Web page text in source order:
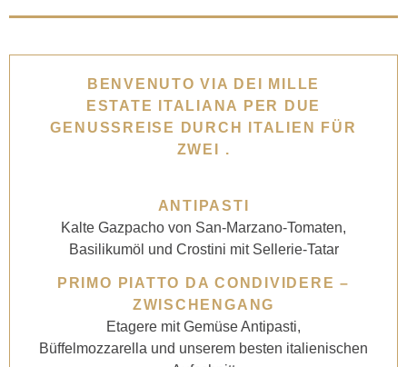
BENVENUTO VIA DEI MILLE
ESTATE ITALIANA PER DUE
GENUSSREISE DURCH ITALIEN FÜR
ZWEI .
ANTIPASTI
Kalte Gazpacho von San-Marzano-Tomaten,
Basilikumöl und Crostini mit Sellerie-Tatar
PRIMO PIATTO DA CONDIVIDERE –
ZWISCHENGANG
Etagere mit Gemüse Antipasti,
Büffelmozzarella und unserem besten italienischen